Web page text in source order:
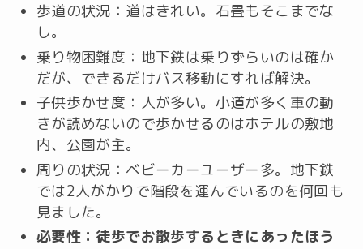
歩道の状況：道はきれい。石畳もそこまでな
し。
乗り物困難度：地下鉄は乗りずらいのは確か
だが、できるだけバス移動にすれば解決。
子供歩かせ度：人が多い。小道が多く車の動
きが読めないので歩かせるのはホテルの敷地
内、公園が主。
周りの状況：ベビーカーユーザー多。地下鉄
では2人がかりで階段を運んでいるのを何回も
見ました。
必要性：徒歩でお散歩するときにあったほう